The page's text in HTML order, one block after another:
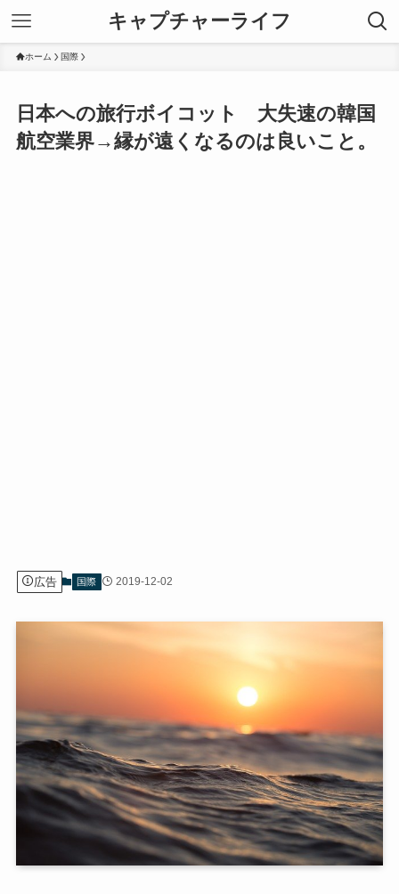
キャプチャーライフ
ホーム 国際
日本への旅行ボイコット 大失速の韓国
航空業界→縁が遠くなるのは良いこと。
広告 国際 2019-12-02